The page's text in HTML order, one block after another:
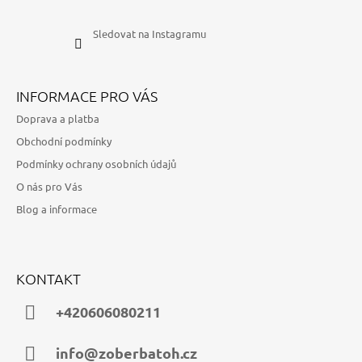
Sledovat na Instagramu
INFORMACE PRO VÁS
Doprava a platba
Obchodní podmínky
Podmínky ochrany osobních údajů
O nás pro Vás
Blog a informace
KONTAKT
+420606080211
info@zoberbatoh.cz